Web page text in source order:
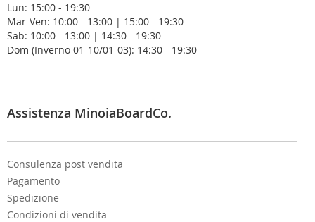
e
w
s
l
e
:
Lun: 15:00 - 19:30
Mar-Ven: 10:00 - 13:00 | 15:00 - 19:30
Sab: 10:00 - 13:00 | 14:30 - 19:30
Dom (Inverno 01-10/01-03): 14:30 - 19:30
Assistenza MinoiaBoardCo.
Consulenza post vendita
Pagamento
Spedizione
Condizioni di vendita